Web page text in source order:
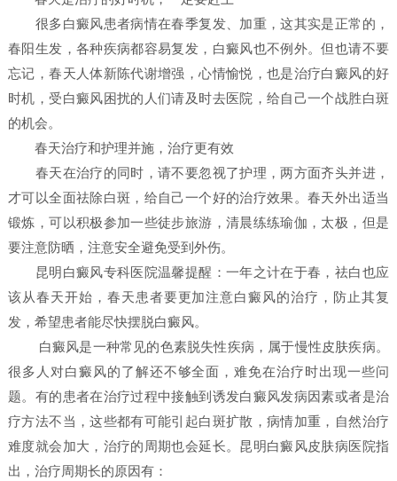
很多白癜风患者病情在春季复发、加重，这其实是正常的，
春阳生发，各种疾病都容易复发，白癜风也不例外。但也请不要
忘记，春天人体新陈代谢增强，心情愉悦，也是治疗白癜风的好
时机，受白癜风困扰的人们请及时去医院，给自己一个战胜白斑
的机会。
春天治疗和护理并施，治疗更有效
春天在治疗的同时，请不要忽视了护理，两方面齐头并进，
才可以全面祛除白斑，给自己一个好的治疗效果。春天外出适当
锻炼，可以积极参加一些徒步旅游，清晨练练瑜伽，太极，但是
要注意防晒，注意安全避免受到外伤。
昆明白癜风专科医院温馨提醒：一年之计在于春，祛白也应
该从春天开始，春天患者要更加注意白癜风的治疗，防止其复
发，希望患者能尽快摆脱白癜风。
白癜风是一种常见的色素脱失性疾病，属于慢性皮肤疾病。
很多人对白癜风的了解还不够全面，难免在治疗时出现一些问
题。有的患者在治疗过程中接触到诱发白癜风发病因素或者是治
疗方法不当，这些都有可能引起白斑扩散，病情加重，自然治疗
难度就会加大，治疗的周期也会延长。昆明白癜风皮肤病医院指
出，治疗周期长的原因有：